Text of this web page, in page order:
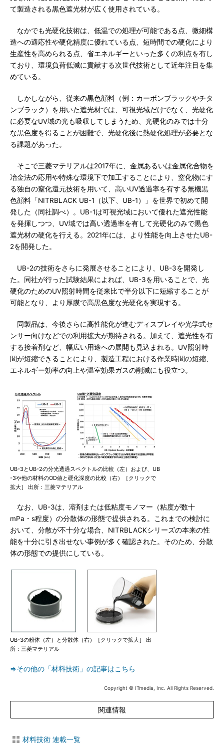
て製造される黒色遮光材が広く使用されている。
なかでも光硬化技術は、低温での処理が可能である点、微細構
造への適応性や硬化精度に優れている点、短時間での硬化により
生産性を高められる点、省エネルギーといった多くの利点を有し
ており、環境負荷低減に貢献する次世代技術として近年注目を集
めている。
しかしながら、従来の黒色顔料（例：カーボンブラックやチタ
ンブラック）を用いた遮光材では、可視光域だけでなく、光硬化
に必要なUV域の光も吸収してしまうため、光硬化のみでは十分
な黒色度を得ることが困難で、光硬化後に熱硬化処理が必要とな
る課題があった。
そこで三菱マテリアルは2017年に、金属あるいは金属化合物を
冶金法の応用や特殊な環境下で加工することにより、窒化物にす
る独自の窒化還元技術を用いて、高いUV透過率を有する無機黒
色顔料「NITRBLACK UB-1（以下、UB-1）」を世界で初めて開
発した（同社調べ）。UB-1は可視光域において優れた遮光性能
を発揮しつつ、UV域では高い透過率を有して光硬化のみで黒色
遮光材の硬化を行える。2021年には、より性能を向上させたUB-
2を開発した。
UB-2の技術をさらに発展させることにより、UB-3を開発し
た。同社が行った試験結果によれば、UB-3を用いることで、光
硬化のためのUV照射時間を従来比で半分以下に短縮することが
可能となり、より厚膜で高黒色度な光硬化を実現する。
同製品は、今後さらに高性能化が進むディスプレイや光学式セ
ンサー向けなどでの利用拡大が期待される。加えて、遮光性を有
する接着剤など、幅広い用途への展開も見込まれる。UV照射時
間が短縮できることにより、製造工程における作業時間の短縮、
エネルギー効率の向上や温室効果ガスの削減にも役立つ。
UB-3とUB-2の分光透過スペクトルの比較（左）および、UB
-3や他の材料のOD値と硬化深度の比較（右）［クリックで
拡大］ 出所：三菱マテリアル
なお、UB-3は、溶剤または低粘度モノマー（粘度が数十
mPa・s程度）の分散体の形態で提供される。これまでの検討に
おいて、分散が不十分な場合、NITRBLACKシリーズの本来の性
能を十分に引き出せない事例が多く確認された。そのため、分散
体の形態での提供にしている。
UB-3の粉体（左）と分散体（右）［クリックで拡大］ 出
所：三菱マテリアル
⇒その他の「材料技術」の記事はこちら
Copyright © ITmedia, Inc. All Rights Reserved.
関連情報
材料技術 連載一覧